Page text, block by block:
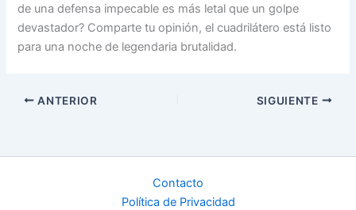
de una defensa impecable es más letal que un golpe
devastador? Comparte tu opinión, el cuadrilátero está listo
para una noche de legendaria brutalidad.
ANTERIOR SIGUIENTE
Contacto
Política de Privacidad